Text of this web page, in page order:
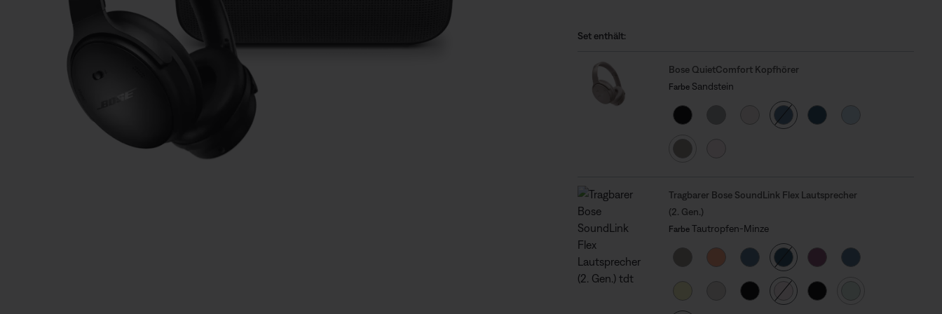
Set enthält:
Bose QuietComfort Kopfhörer
Farbe auswählen
Gewählt
FarbeSandstein
Tragbarer Bose SoundLink Flex Lautsprecher
(2. Gen.)
Farbe auswählen
Gewählt
FarbeTautropfen-Minze